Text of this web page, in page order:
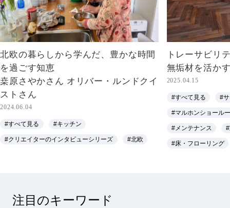
北欧の暮らしから学んだ、豊かな時間
を過ごす知恵
桒原さやかさん オリバー・ルンドクイ
ストさん
2024.06.04
#すべて見る #キッチン
#クリエイターのインタビューシリーズ #北欧
トレーサビリ
無垢材を活か
2025.04.15
#すべて見る #
#マルホンショール
#メンテナンス
#床・フローリング
注目のキーワード